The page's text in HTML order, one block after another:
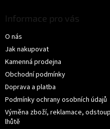
Informace pro vás
O nás
Jak nakupovat
Kamenná prodejna
Obchodní podmínky
Doprava a platba
Podmínky ochrany osobních údajů
Výměna zboží, reklamace,
lhůtě